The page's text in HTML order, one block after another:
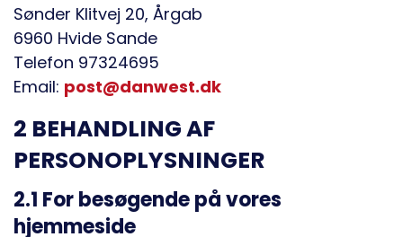
Sønder Klitvej 20, Årgab
6960 Hvide Sande
Telefon 97324695
Email: post@danwest.dk
2 BEHANDLING AF
PERSONOPLYSNINGER
2.1 For besøgende på vores
hjemmeside